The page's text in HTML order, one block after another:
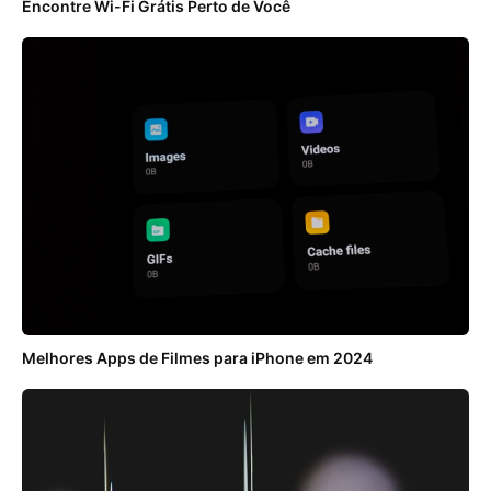
Encontre Wi-Fi Grátis Perto de Você
Melhores Apps de Filmes para iPhone em 2024